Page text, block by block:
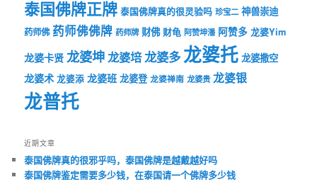
泰国佛牌正牌 泰国佛牌真的很灵验吗 珍宝二 神兽崇迪
药师佛 药师佛佛牌 药师牌 财佛 财龟 阿赞坤潘 阿赞多 龙婆Yim
龙婆卡贤 龙婆坤龙婆培龙婆多龙婆托 龙婆撒空
龙婆术 龙婆添 龙婆班 龙婆登 龙婆禅南 龙婆贵 龙婆银
龙普托
近期文章
泰国佛牌真的很邪乎吗，泰国佛牌是越戴越好吗
泰国佛牌鉴定需要多少钱，在泰国请一个佛牌多少钱